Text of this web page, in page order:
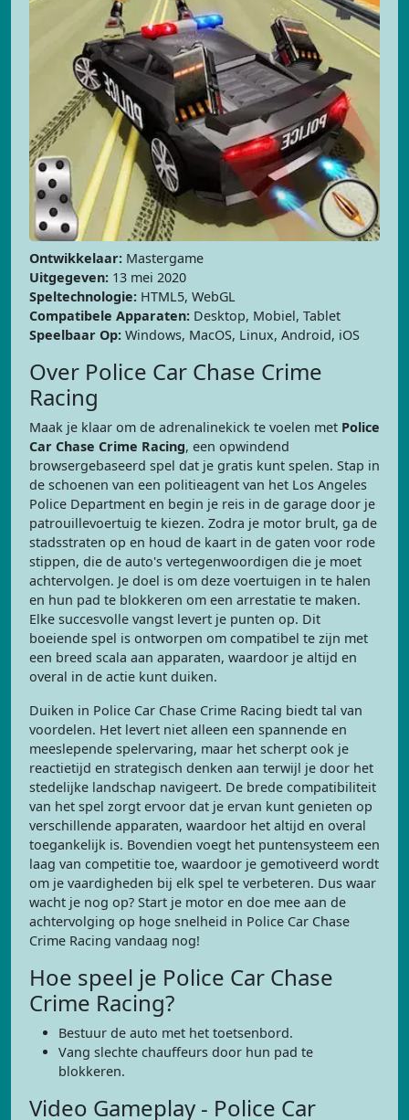
Ontwikkelaar: Mastergame
Uitgegeven: 13 mei 2020
Speltechnologie: HTML5, WebGL
Compatibele Apparaten: Desktop, Mobiel, Tablet
Speelbaar Op: Windows, MacOS, Linux, Android, iOS
Over Police Car Chase Crime
Racing
Maak je klaar om de adrenalinekick te voelen met Police
Car Chase Crime Racing, een opwindend
browsergebaseerd spel dat je gratis kunt spelen. Stap in
de schoenen van een politieagent van het Los Angeles
Police Department en begin je reis in de garage door je
patrouillevoertuig te kiezen. Zodra je motor brult, ga de
stadsstraten op en houd de kaart in de gaten voor rode
stippen, die de auto's vertegenwoordigen die je moet
achtervolgen. Je doel is om deze voertuigen in te halen
en hun pad te blokkeren om een arrestatie te maken.
Elke succesvolle vangst levert je punten op. Dit
boeiende spel is ontworpen om compatibel te zijn met
een breed scala aan apparaten, waardoor je altijd en
overal in de actie kunt duiken.
Duiken in Police Car Chase Crime Racing biedt tal van
voordelen. Het levert niet alleen een spannende en
meeslepende spelervaring, maar het scherpt ook je
reactietijd en strategisch denken aan terwijl je door het
stedelijke landschap navigeert. De brede compatibiliteit
van het spel zorgt ervoor dat je ervan kunt genieten op
verschillende apparaten, waardoor het altijd en overal
toegankelijk is. Bovendien voegt het puntensysteem een
laag van competitie toe, waardoor je gemotiveerd wordt
om je vaardigheden bij elk spel te verbeteren. Dus waar
wacht je nog op? Start je motor en doe mee aan de
achtervolging op hoge snelheid in Police Car Chase
Crime Racing vandaag nog!
Hoe speel je Police Car Chase
Crime Racing?
Bestuur de auto met het toetsenbord.
Vang slechte chauffeurs door hun pad te
blokkeren.
Video Gameplay - Police Car